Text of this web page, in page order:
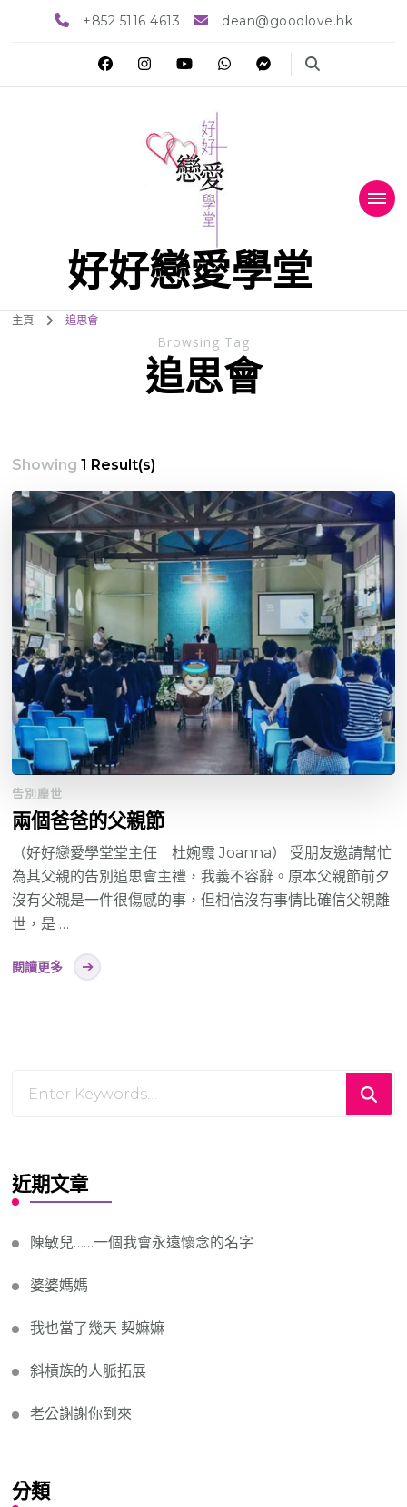
+852 5116 4613 dean@goodlove.hk
好好戀愛學堂
主頁 追思會
Browsing Tag
追思會
Showing1 Result(s)
告別塵世
兩個爸爸的父親節
（好好戀愛學堂堂主任 杜婉霞 Joanna） 受朋友邀請幫忙
為其父親的告別追思會主禮，我義不容辭。原本父親節前夕
沒有父親是一件很傷感的事，但相信沒有事情比確信父親離
世，是 …
閱讀更多
for
近期文章
陳敏兒……一個我會永遠懷念的名字
婆婆媽媽
我也當了幾天 契嫲嫲
斜槓族的人脈拓展
老公謝謝你到來
分類